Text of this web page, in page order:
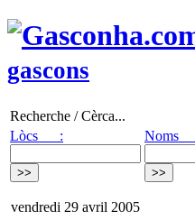
gascons
Recherche / Cèrca...
Lòcs :
vendredi 29 avril 2005